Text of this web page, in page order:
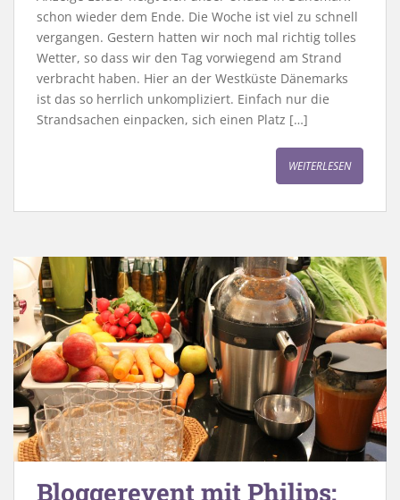
schon wieder dem Ende. Die Woche ist viel zu schnell
vergangen. Gestern hatten wir noch mal richtig tolles
Wetter, so dass wir den Tag vorwiegend am Strand
verbracht haben. Hier an der Westküste Dänemarks
ist das so herrlich unkompliziert. Einfach nur die
Strandsachen einpacken, sich einen Platz […]
WEITERLESEN
Bloggerevent mit Philips: